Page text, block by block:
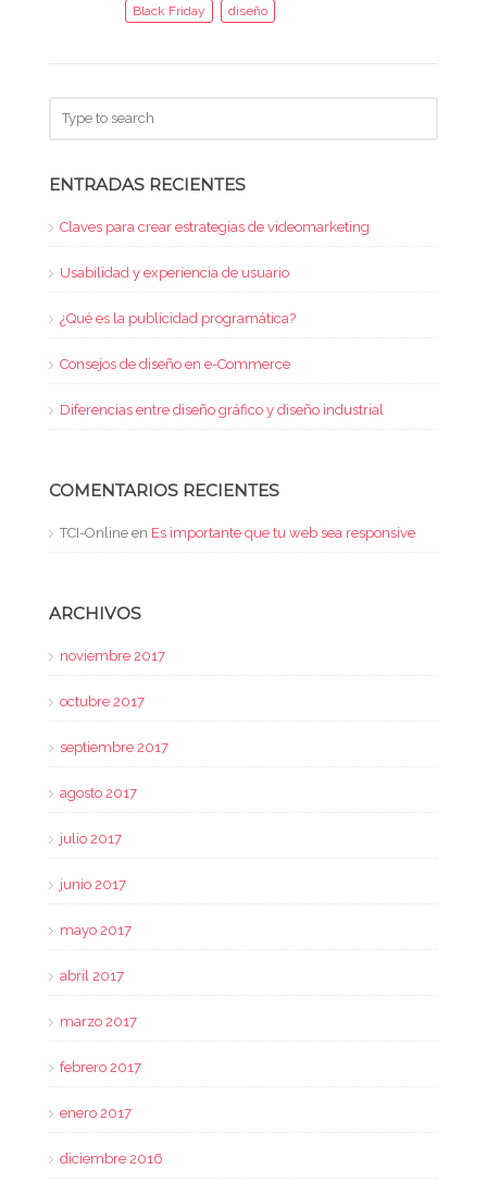
Black Friday diseño
ENTRADAS RECIENTES
Claves para crear estrategias de videomarketing
Usabilidad y experiencia de usuario
¿Qué es la publicidad programática?
Consejos de diseño en e-Commerce
Diferencias entre diseño gráfico y diseño industrial
COMENTARIOS RECIENTES
TCI-Online en Es importante que tu web sea responsive
ARCHIVOS
noviembre 2017
octubre 2017
septiembre 2017
agosto 2017
julio 2017
junio 2017
mayo 2017
abril 2017
marzo 2017
febrero 2017
enero 2017
diciembre 2016